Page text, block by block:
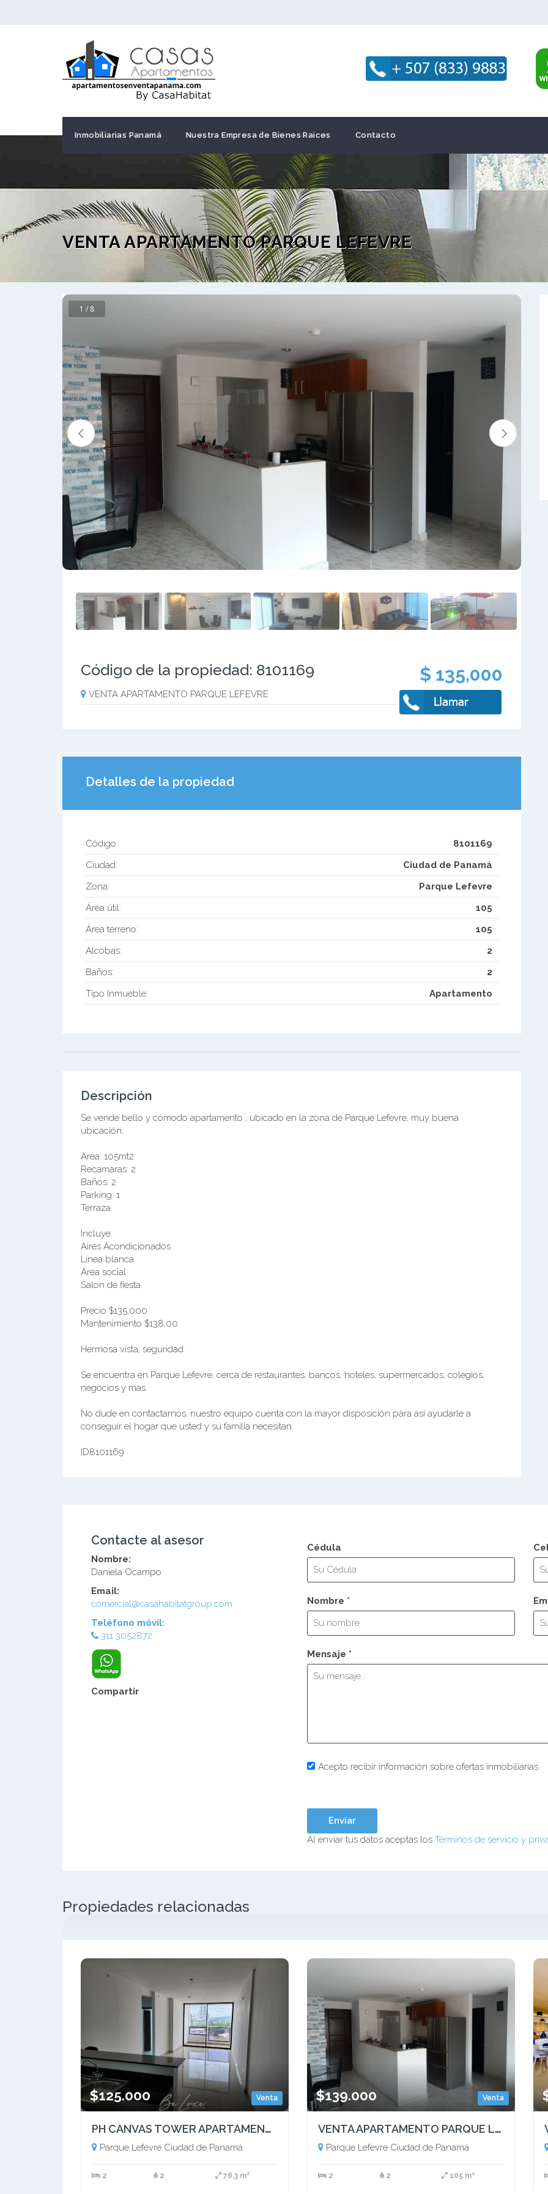
Inmobiliarias Panamá Nuestra Empresa de Bienes Raices Contacto
VENTA APARTAMENTO PARQUE LEFEVRE
1 / 8
Código de la propiedad: 8101169 $ 135,000
VENTA APARTAMENTO PARQUE LEFEVRE
Detalles de la propiedad
Código:
8101169
Ciudad:
Ciudad de Panamá
Zona:
Parque Lefevre
Área útil:
105
Área terreno:
105
Alcobas:
2
Baños:
2
Tipo Inmueble:
Apartamento
Descripción
Se vende bello y cómodo apartamento , ubicado en la zona de Parque Lefevre, muy buena
ubicación.
Area: 105mt2
Recamaras: 2
Baños: 2
Parking: 1
Terraza
Incluye:
Aires Acondicionados
Línea blanca
Área social
Salon de fiesta
Precio $135,000
Mantenimiento $138,00
Hermosa vista, seguridad.
Se encuentra en Parque Lefevre, cerca de restaurantes, bancos, hoteles, supermercados, colegios,
negocios y mas.
No dude en contactarnos, nuestro equipo cuenta con la mayor disposición para así ayudarle a
conseguir el hogar que usted y su familia necesitan.
ID8101169
Contacte al asesor
Nombre:
Daniela Ocampo
Email:
comercial@casahabitatgroup.com
Teléfono móvil:
311 3052872
Compartir
Cédula
Nombre *
Mensaje *
Acepto recibir información sobre ofertas inmobiliarias
Al enviar tus datos aceptas los Términos de servicio y
Propiedades relacionadas
Venta
$125.000
PH CANVAS TOWER APARTAMENTO EN VENTA, PARQUE LEFEVRE (6)
Parque Lefevre Ciudad de Panamá
2 2 78.3 m²
Venta
$139.000
VENTA APARTAMENTO PARQUE LEFEVRE
Parque Lefevre Ciudad de Panamá
2 2 105 m²